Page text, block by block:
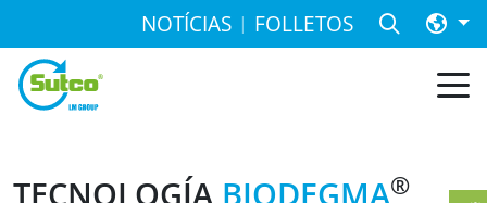
NOTÍCIAS FOLLETOS
TECNOLOGÍA BIODEGMA®